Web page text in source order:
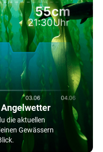
die aktuellen
Gewässern